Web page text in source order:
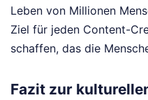
Leben von Millionen
Ziel für jeden Content-
schaffen, das die
Fazit zur